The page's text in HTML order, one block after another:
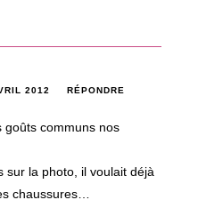
2012 RÉPONDRE
goûts communs nos
sur la photo, il voulait déjà
chaussures…